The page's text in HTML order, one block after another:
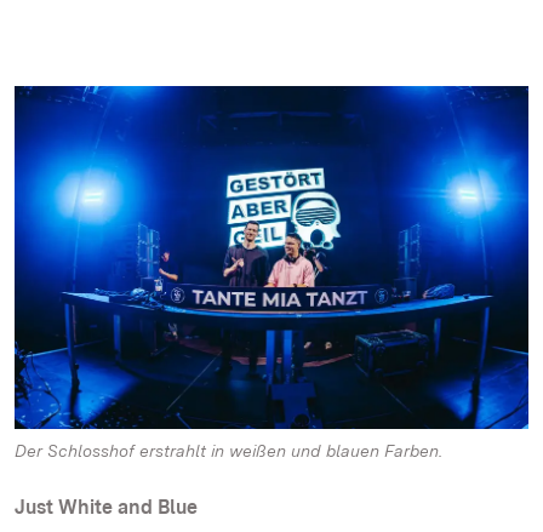
Der Schlosshof erstrahlt in weißen und blauen Farben.
Just White and Blue